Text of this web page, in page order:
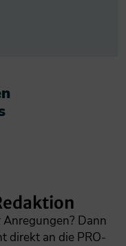
Anregungen? Dann
direkt an die PRO-